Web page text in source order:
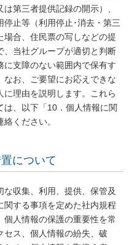
第三者提供記録の開示）、
停止等（利用停止･消去・第三
合、住民票の写しなどの提
、当社グループが適切と判断
に支障のない範囲内で保有す
なお、ご要望にお応えできな
理由を説明します。これら
は、以下「10．個人情報に関
ください。
について
収集、利用、提供、保管及
する事項を定めた社内規程
人情報の保護の重要性を常
セス、個人情報の紛失、破